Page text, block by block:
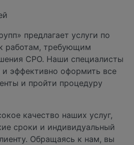
предлагает услуги по
работам, требующим
СРО. Наши специалисты
эффективно оформить все
и пройти процедуру
качество наших услуг,
сроки и индивидуальный
Обращаясь к нам, вы